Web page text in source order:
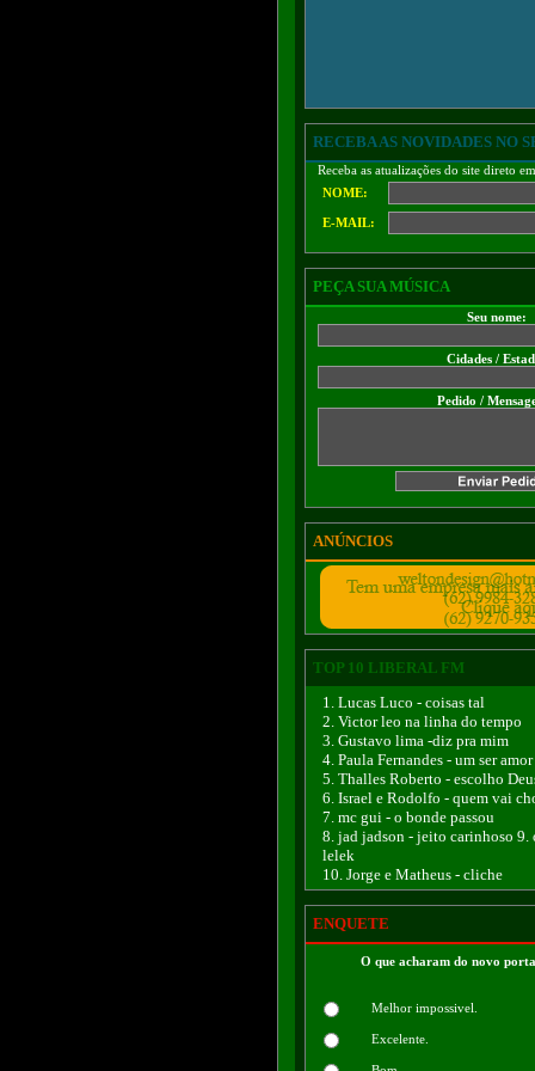
RECEBA AS NOVIDADES NO
Receba as atualizações do site direto
NOME:
E-MAIL:
PEÇA SUA MÚSICA
Seu nome:
Cidades /
Pedido /
ANÚNCIOS
TOP 10 LIBERAL FM
1. Lucas Luco - coisas tal
2. Victor leo na linha do tempo
3. Gustavo lima -diz pra mim
4. Paula Fernandes - um ser amor
5. Thalles Roberto - escolho
6. Israel e Rodolfo - quem vai
7. mc gui - o bonde passou
8. jad jadson - jeito carinhoso 9.
lelek
10. Jorge e Matheus - cliche
ENQUETE
O que acharam do novo
Melhor impossivel.
Excelente.